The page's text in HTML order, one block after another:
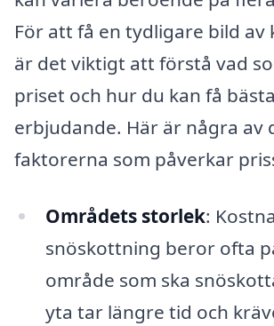
För att få en tydligare bild av
är det viktigt att förstå vad
priset och hur du kan få
erbjudande. Här är några av
faktorerna som påverkar
Områdets storlek:
snöskottning beror ofta
område som ska
yta tar längre tid och